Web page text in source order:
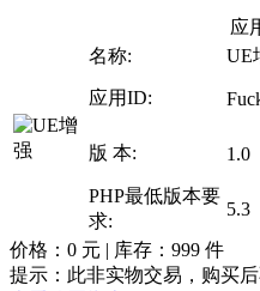
应
名称:
UE
应用ID:
版 本: 1.0
PHP最低版本要
求:
5.3
价格： 0 元 | 库存： 999 件
提示：此非实物交易，购买